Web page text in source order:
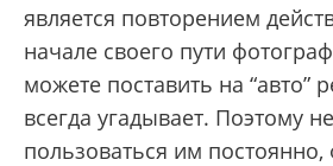
является повторением
начале своего пути
можете поставить на “авто”
всегда угадывает. Поэтому
пользоваться им постоянно,